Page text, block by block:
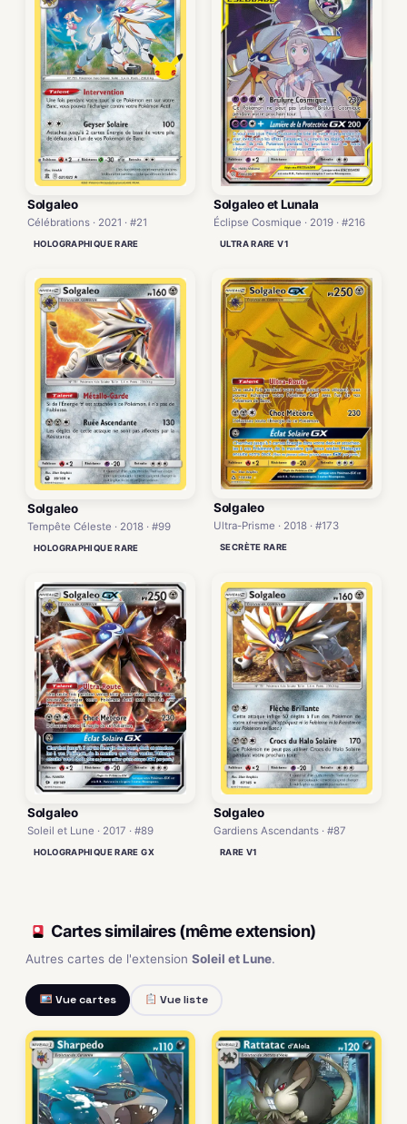
Solgaleo
Célébrations · 2021 · #21
HOLOGRAPHIQUE RARE
Solgaleo et Lunala
Éclipse Cosmique · 2019 · #216
ULTRA RARE V1
Solgaleo
Tempête Céleste · 2018 · #99
HOLOGRAPHIQUE RARE
Solgaleo
Ultra-Prisme · 2018 · #173
SECRÈTE RARE
Solgaleo
Soleil et Lune · 2017 · #89
HOLOGRAPHIQUE RARE GX
Solgaleo
Gardiens Ascendants · #87
RARE V1
Cartes similaires (même extension)
Autres cartes de l'extension Soleil et Lune.
Vue cartes Vue liste